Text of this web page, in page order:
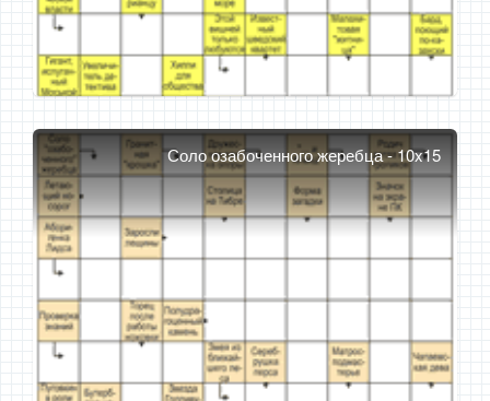
Соло озабоченного жеребца - 10x15